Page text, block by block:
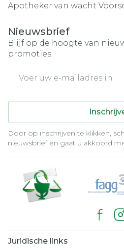
Apotheker van wacht
Nieuwsbrief
Blijf op de hoogte van
promoties
Door op inschrijven te klikken,
nieuwsbrief en gaat u akkoord
Juridische links